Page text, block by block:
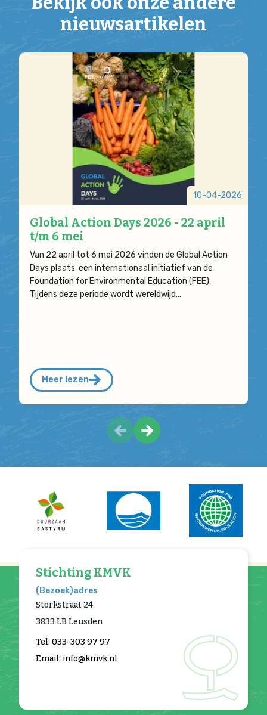
nieuwsartikelen
10-04-2026
Global Action Days 2026 - 22 april
t/m 6 mei
Van 22 april tot 6 mei 2026 vinden de Global Action
Days plaats, een internationaal initiatief van de
Foundation for Environmental Education (FEE).
Tijdens deze periode wordt wereldwijd…
Meer lezen
Stichting KMVK
(Bezoek)adres
Storkstraat 24
3833 LB Leusden
Tel: 033-303 97 97
Email: info@kmvk.nl